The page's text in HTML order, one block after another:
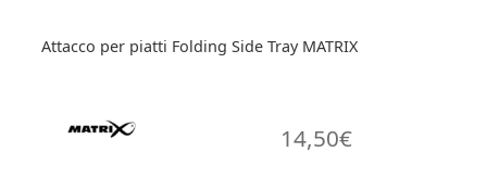
Attacco per piatti Folding Side Tray MATRIX
14,50€